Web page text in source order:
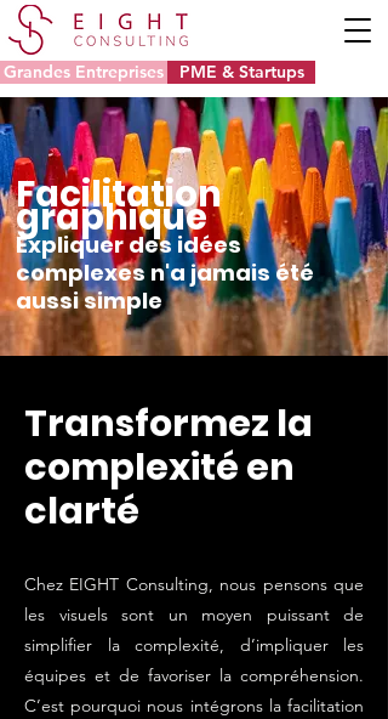
Grandes Entreprises PME & Startups
Facilitation
graphique
Expliquer des idées
complexes n'a jamais été
aussi simple
Transformez la
complexité en
clarté
Chez EIGHT Consulting, nous pensons que
les visuels sont un moyen puissant de
simplifier la complexité, d’impliquer les
équipes et de favoriser la compréhension.
C’est pourquoi nous intégrons la facilitation